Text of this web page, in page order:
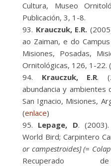
Cultura, Museo
Publicación, 3, 1-8.
Krauczuk, E.R.
ao Zaiman, e do
Misiones, Posadas,
Ornitológicas, 126, 1-22. (
Krauczuk, E.R.
abundancia y ambientes
San Ignacio, Misiones,
(enlace)
Lepage, D.
World Bird; Carpintero
or campestroides] (=
Recuperado de